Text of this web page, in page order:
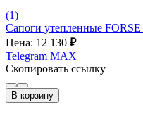
(1)
Сапоги утепленные
Цена: 12 130 ₽
Telegram MAX
Скопировать ссылку
В корзину